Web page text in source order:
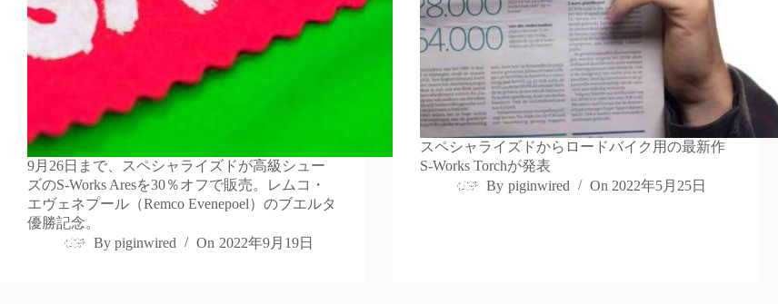
9月26日まで、スペシャライズドが高級シュー
ズのS-Works Aresを30％オフで販売。レムコ・
エヴェネプール（Remco Evenepoel）のブエルタ
優勝記念。
By piginwired On 2022年9月19日
スペシャライズドからロードバイク用の最新作
S-Works Torchが発表
By piginwired On 2022年5月25日